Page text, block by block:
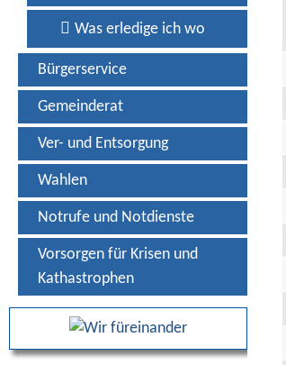
Was erledige ich wo
Bürgerservice
Gemeinderat
Ver- und Entsorgung
Wahlen
Notrufe und Notdienste
Vorsorgen für Krisen und
Kathastrophen